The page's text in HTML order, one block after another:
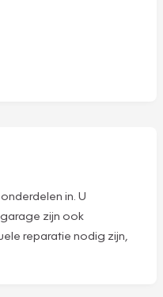
in. U
zijn ook
reparatie nodig zijn,